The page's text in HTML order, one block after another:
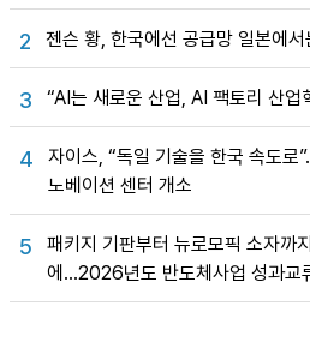
2 젠슨 황, 한국에선 공급망 일본에
3 “AI는 새로운 산업, AI 팩토리 산업
4
자이스, “독일 기술을 한국 속도로
노베이션 센터 개소
5
패키지 기판부터 뉴로모픽 소자까
에…2026년도 반도체사업 성과교